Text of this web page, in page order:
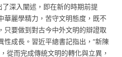
了深入闡述，即在新的時期前提
華麗學精力，苦守文明態度，既不
只要做到對古今中外文明的辯證取
性成長。習近平總書記指出，“新陳
從而完成傳統文明的轉化與立異，